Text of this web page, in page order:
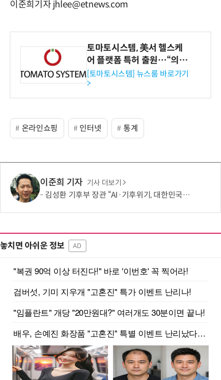
이준희기자 jhlee@etnews.com
토마토시스템, 美서 헬스케
어 플랫폼 특허 출원…“의료
기관·보험사 공략”
[토마토시스템] 뉴스룸 바로가기
>
온라인쇼핑 인터넷 통계
이준희 기자 기사 더보기
김성환 기후부 장관 “AI·기후위기, 대한민국이 함께 해결할 첫 국가 될 것”
놓치면 아쉬운 정보 AD